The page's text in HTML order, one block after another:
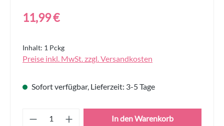
Regulärer Preis:
11,99 €
Inhalt: 1 Pckg
Preise inkl. MwSt. zzgl. Versandkosten
Sofort verfügbar, Lieferzeit: 3-5 Tage
Produkt Anzahl: Gib den gewünschten
In den Warenkorb